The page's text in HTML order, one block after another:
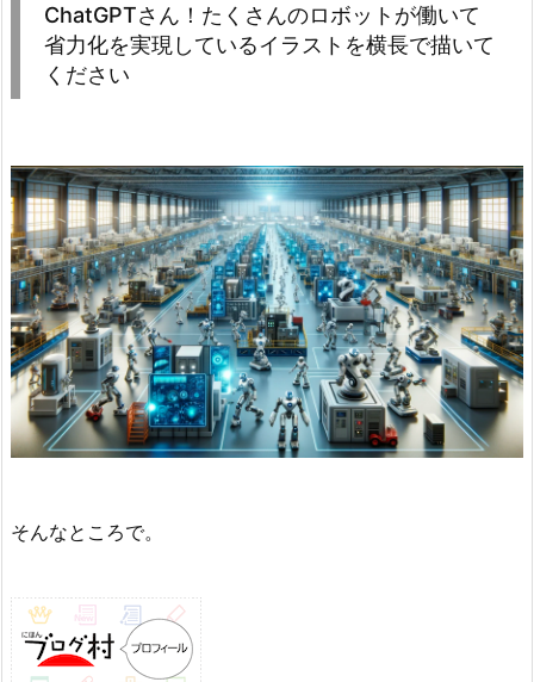
ChatGPTさん！たくさんのロボットが働いて
省力化を実現しているイラストを横長で描いて
ください
そんなところで。